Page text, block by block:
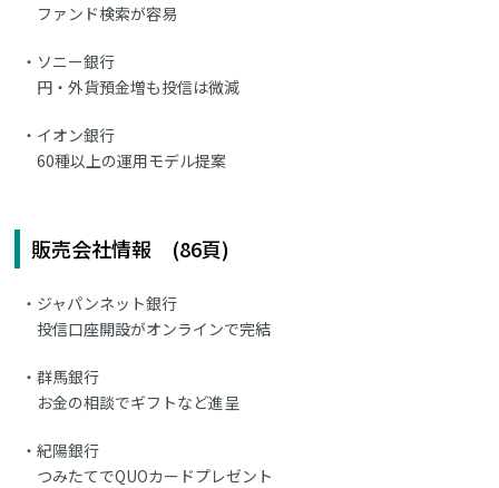
ファンド検索が容易
ソニー銀行
円・外貨預金増も投信は微減
イオン銀行
60種以上の運用モデル提案
販売会社情報 (86頁)
ジャパンネット銀行
投信口座開設がオンラインで完結
群馬銀行
お金の相談でギフトなど進呈
紀陽銀行
つみたてでQUOカードプレゼント